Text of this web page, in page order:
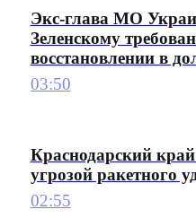
Экс-глава МО
Зеленскому
восстановлении в
03:50
Краснодарский край
угрозой ракетного
02:55